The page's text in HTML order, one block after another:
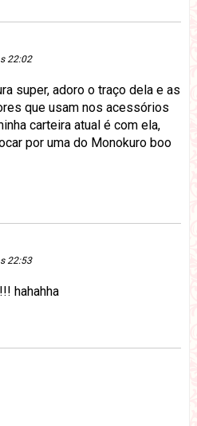
22:02
super, adoro o traço dela e as
que usam nos acessórios
carteira atual é com ela,
por uma do Monokuro boo
22:53
hahahha